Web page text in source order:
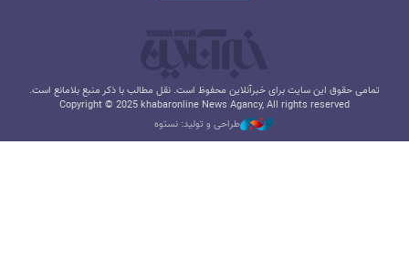
تمامی حقوق این سایت برای خبرآنلاین محفوظ است. نقل مطالب با ذکر منبع بلامانع است.
Copyright © 2025 khabaronline News Agancy, All rights reserved
طراحی و تولید: نستوه